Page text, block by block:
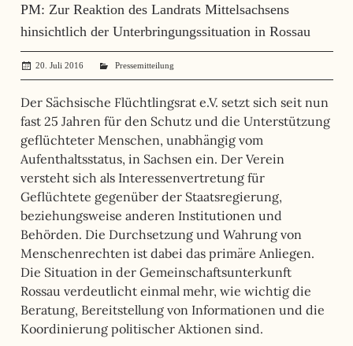
PM: Zur Reaktion des Landrats Mittelsachsens
hinsichtlich der Unterbringungssituation in Rossau
20. Juli 2016 administrator
Pressemitteilung
Der Sächsische Flüchtlingsrat e.V. setzt sich seit nun
fast 25 Jahren für den Schutz und die Unterstützung
geflüchteter Menschen, unabhängig vom
Aufenthaltsstatus, in Sachsen ein. Der Verein
versteht sich als Interessenvertretung für
Geflüchtete gegenüber der Staatsregierung,
beziehungsweise anderen Institutionen und
Behörden. Die Durchsetzung und Wahrung von
Menschenrechten ist dabei das primäre Anliegen.
Die Situation in der Gemeinschaftsunterkunft
Rossau verdeutlicht einmal mehr, wie wichtig die
Beratung, Bereitstellung von Informationen und die
Koordinierung politischer Aktionen sind.